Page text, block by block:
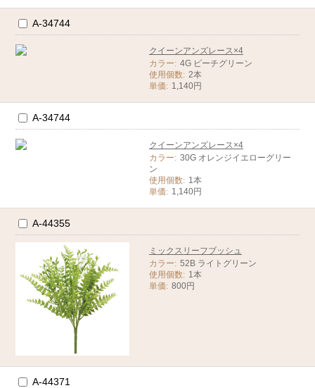
A-34744
クイーンアンズレース×4
カラー: 4G ピーチグリーン
使用個数: 2本
単価: 1,140円
A-34744
クイーンアンズレース×4
カラー: 30G オレンジイエローグリー
ン
使用個数: 1本
単価: 1,140円
A-44355
ミックスリーフブッシュ
カラー: 52B ライトグリーン
使用個数: 1本
単価: 800円
A-44371